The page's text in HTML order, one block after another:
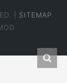
| SITEMAP.